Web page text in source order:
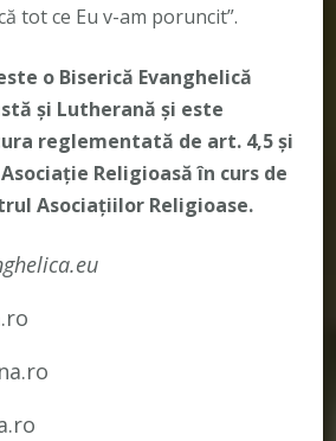
tot ce Eu v-am poruncit”.
o Biserică Evanghelică
și Lutherană și este
reglementată de art. 4,5 și
Asociație Religioasă în curs de
Asociațiilor Religioase.